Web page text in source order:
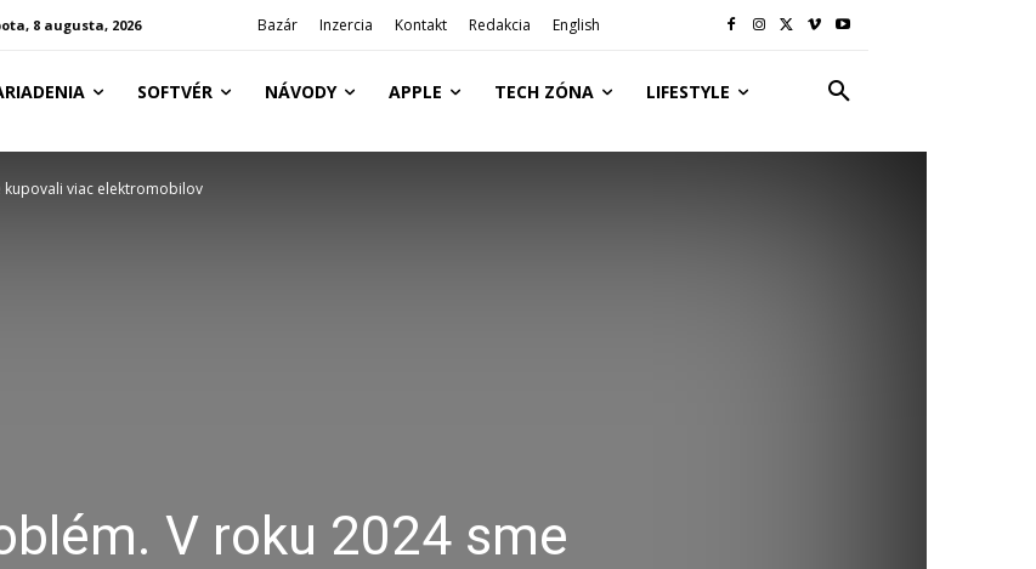
8 augusta, 2026 Bazár Inzercia Kontakt Redakcia English
SOFTVÉR NÁVODY APPLE TECH ZÓNA LIFESTYLE
kupovali viac elektromobilov
V roku 2024 sme